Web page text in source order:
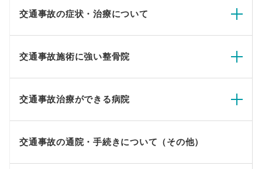
交通事故の症状・治療について
交通事故施術に強い整骨院
交通事故治療ができる病院
交通事故の通院・手続きについて（その他）